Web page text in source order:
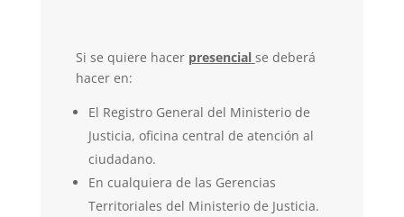
Si se quiere hacer presencial se deberá
hacer en:
El Registro General del Ministerio de
Justicia, oficina central de atención al
ciudadano.
En cualquiera de las Gerencias
Territoriales del Ministerio de Justicia.